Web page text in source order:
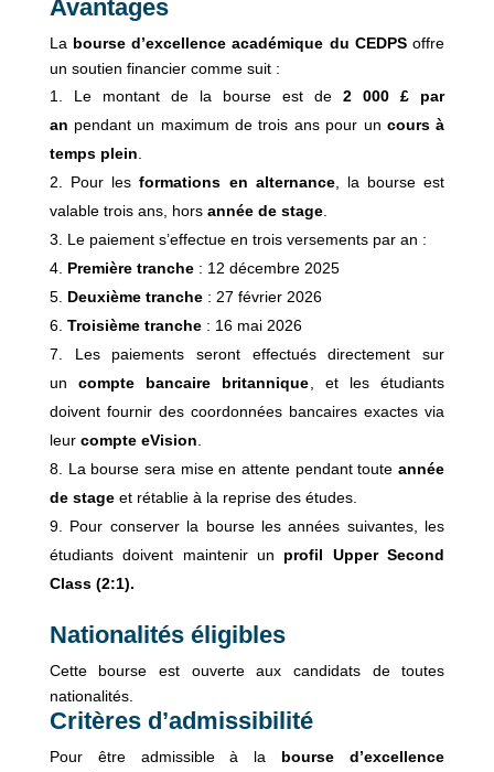
Avantages
La bourse d’excellence académique du CEDPSoffre
un soutien financier comme suit :
Le montant de la bourse est de2 000 £ par
an pendant un maximum de trois ans pour un cours à
temps plein
Pour lesformations en alternance, la bourse est
valable trois ans, hors année de stage.
Le paiement s’effectue en trois versements par an :
Première tranche: 12 décembre 2025
Deuxième tranche: 27 février 2026
Troisième tranche: 16 mai 2026
Les paiements seront effectués directement sur
uncompte bancaire britannique , et les étudiants
doivent fournir des coordonnées bancaires exactes via
leur compte eVision
La bourse sera mise en attente pendant touteannée
de stageet rétablie à la reprise des études.
Pour conserver la bourse les années suivantes, les
étudiants doivent maintenir un profil Upper Second
Class (2:1).
Nationalités éligibles
Cette bourse est ouverte aux candidats de toutes
nationalités.
Critères d’admissibilité
Pour être admissible à la bourse d’excellence